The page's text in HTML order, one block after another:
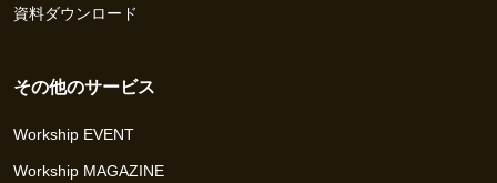
資料ダウンロード
その他のサービス
Workship EVENT
Workship MAGAZINE